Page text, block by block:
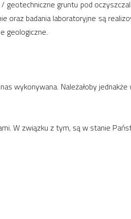
geotechniczne gruntu pod
oraz badania laboratoryjne są
geologiczne.
wykonywana. Należałoby jednakże
W związku z tym, są w stanie